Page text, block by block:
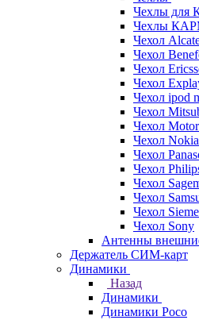
Чехлы для
Чехлы
Чехол
Чехол
Чехол
Чехол
Чехол ipod
Чехол
Чехол
Чехол Nokia
Чехол
Чехол
Чехол
Чехол
Чехол
Чехол Sony
Антенны
Держатель СИМ-карт
Динамики
Назад
Динамики
Динамики Poco